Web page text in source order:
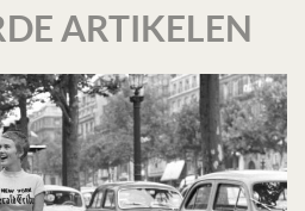
ARTIKELEN